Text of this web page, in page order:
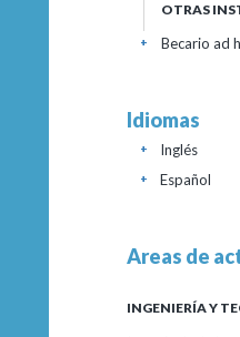
OTRAS
Becario ad
+
Idiomas
Inglés
+
Español
+
Areas de
INGENIERÍA Y